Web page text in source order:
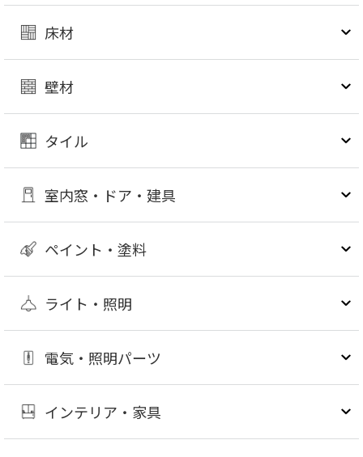
床材
壁材
タイル
室内窓・ドア・建具
ペイント・塗料
ライト・照明
電気・照明パーツ
インテリア・家具